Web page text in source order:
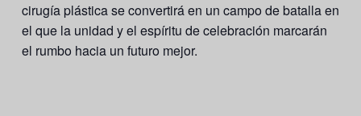
cirugía plástica se convertirá en un campo de batalla en
el que la unidad y el espíritu de celebración marcarán
el rumbo hacia un futuro mejor.